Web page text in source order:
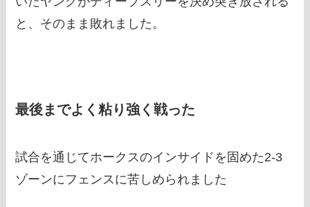
と、そのまま敗れました。
最後までよく粘り強く戦った
試合を通じてホークスのインサイドを固めた2-3
ゾーンにフェンスに苦しめられました